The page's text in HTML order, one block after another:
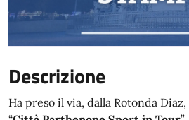
Descrizione
Ha preso il via, dalla Rotonda